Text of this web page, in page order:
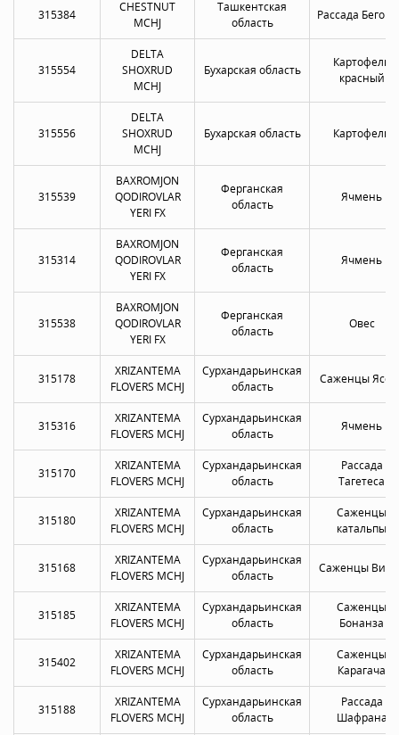
315384
CHESTNUT
MCHJ
Ташкентская
область
Рассада
315554
DELTA
SHOXRUD
MCHJ
Бухарская область
Картофель
красный
315556
DELTA
SHOXRUD
MCHJ
Бухарская область Картофель
315539
BAXROMJON
QODIROVLAR
YERI FX
Ферганская
область
Ячмень
315314
BAXROMJON
QODIROVLAR
YERI FX
Ферганская
область
Ячмень
315538
BAXROMJON
QODIROVLAR
YERI FX
Ферганская
область
Овес
315178
XRIZANTEMA
FLOVERS MCHJ
Сурхандарьинская
область
Саженцы
315316
XRIZANTEMA
FLOVERS MCHJ
Сурхандарьинская
область
Ячмень
315170
XRIZANTEMA
FLOVERS MCHJ
Сурхандарьинская
область
Рассада
Тагетеса
315180
XRIZANTEMA
FLOVERS MCHJ
Сурхандарьинская
область
Саженцы
катальпы
315168
XRIZANTEMA
FLOVERS MCHJ
Сурхандарьинская
область
Саженцы
315185
XRIZANTEMA
FLOVERS MCHJ
Сурхандарьинская
область
Саженцы
Бонанза
315402
XRIZANTEMA
FLOVERS MCHJ
Сурхандарьинская
область
Саженцы
Карагача
315188
XRIZANTEMA
FLOVERS MCHJ
Сурхандарьинская
область
Рассада
Шафрана